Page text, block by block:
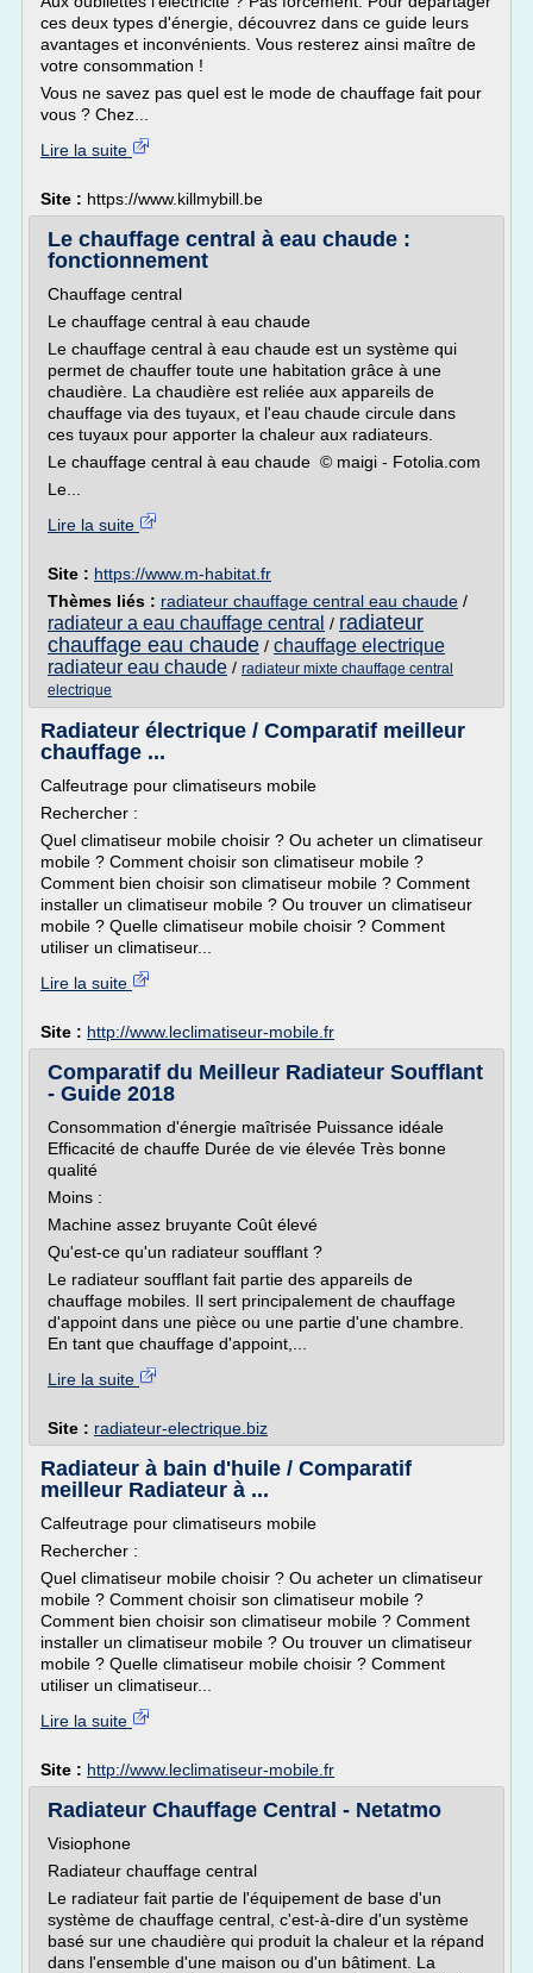
ces deux types d'énergie, découvrez dans ce guide leurs
avantages et inconvénients. Vous resterez ainsi maître de
votre consommation !
Vous ne savez pas quel est le mode de chauffage fait pour
vous ? Chez...
Lire la suite
Site : https://www.killmybill.be
Le chauffage central à eau chaude :
fonctionnement
Chauffage central
Le chauffage central à eau chaude
Le chauffage central à eau chaude est un système qui
permet de chauffer toute une habitation grâce à une
chaudière. La chaudière est reliée aux appareils de
chauffage via des tuyaux, et l'eau chaude circule dans
ces tuyaux pour apporter la chaleur aux radiateurs.
Le chauffage central à eau chaude © maigi - Fotolia.com
Le...
Lire la suite
Site : https://www.m-habitat.fr
Thèmes liés : radiateur chauffage central eau chaude /
radiateur a eau chauffage central / radiateur
chauffage eau chaude / chauffage electrique
radiateur eau chaude / radiateur mixte chauffage central
electrique
Radiateur électrique / Comparatif meilleur
chauffage ...
Calfeutrage pour climatiseurs mobile
Rechercher :
Quel climatiseur mobile choisir ? Ou acheter un climatiseur
mobile ? Comment choisir son climatiseur mobile ?
Comment bien choisir son climatiseur mobile ? Comment
installer un climatiseur mobile ? Ou trouver un climatiseur
mobile ? Quelle climatiseur mobile choisir ? Comment
utiliser un climatiseur...
Lire la suite
Site : http://www.leclimatiseur-mobile.fr
Comparatif du Meilleur Radiateur Soufflant
- Guide 2018
Consommation d'énergie maîtrisée Puissance idéale
Efficacité de chauffe Durée de vie élevée Très bonne
qualité
Moins :
Machine assez bruyante Coût élevé
Qu'est-ce qu'un radiateur soufflant ?
Le radiateur soufflant fait partie des appareils de
chauffage mobiles. Il sert principalement de chauffage
d'appoint dans une pièce ou une partie d'une chambre.
En tant que chauffage d'appoint,...
Lire la suite
Site : radiateur-electrique.biz
Radiateur à bain d'huile / Comparatif
meilleur Radiateur à ...
Calfeutrage pour climatiseurs mobile
Rechercher :
Quel climatiseur mobile choisir ? Ou acheter un climatiseur
mobile ? Comment choisir son climatiseur mobile ?
Comment bien choisir son climatiseur mobile ? Comment
installer un climatiseur mobile ? Ou trouver un climatiseur
mobile ? Quelle climatiseur mobile choisir ? Comment
utiliser un climatiseur...
Lire la suite
Site : http://www.leclimatiseur-mobile.fr
Radiateur Chauffage Central - Netatmo
Visiophone
Radiateur chauffage central
Le radiateur fait partie de l'équipement de base d'un
système de chauffage central, c'est-à-dire d'un système
basé sur une chaudière qui produit la chaleur et la répand
dans l'ensemble d'une maison ou d'un bâtiment. La